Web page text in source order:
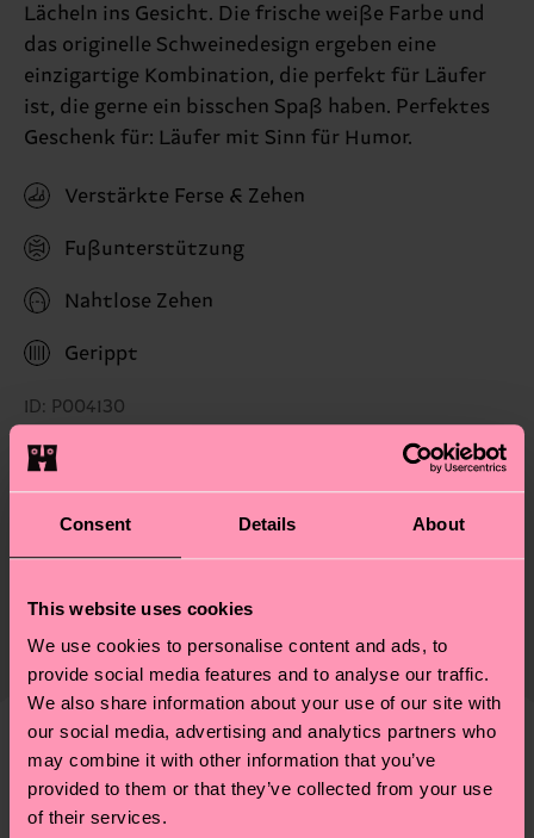
Consent Details About
This website uses cookies
We use cookies to personalise content and ads, to
provide social media features and to analyse our traffic.
We also share information about your use of our site with
our social media, advertising and analytics partners who
may combine it with other information that you’ve
provided to them or that they’ve collected from your use
of their services.
Lächeln ins Gesicht. Die frische weiße Farbe und
das originelle Schweinedesign ergeben eine
einzigartige Kombination, die perfekt für Läufer
ist, die gerne ein bisschen Spaß haben. Perfektes
Geschenk für: Läufer mit Sinn für Humor.
Verstärkte Ferse & Zehen
Fußunterstützung
Nahtlose Zehen
Gerippt
ID: P004130
Materials
86% Cotton, 12% Polyamide, 2% Elastane
Nachhaltigkeit
Zertifizierungen – es geht auch um eine ethische
Lieferkette, die Reduzierung von Emissionen, die
richtige Pflege von Socken und VIELES MEHR!
Weitere Informationen sowie Tipps und Tricks
findest du auf unsererNachhaltigkeitsseite.
ab und unsere länderspezifische Versandübersicht
findest duhier. Die Lieferzeit beginnt sobald
deine Bestellung versandt wurde. Bitte bedenke,
dass es sich hierbei um einen Richtwert handelt
und die genaue Lieferzeit von der lokalen Post in
deinem Land abhängt.
Ähnliche muster
Neuheit